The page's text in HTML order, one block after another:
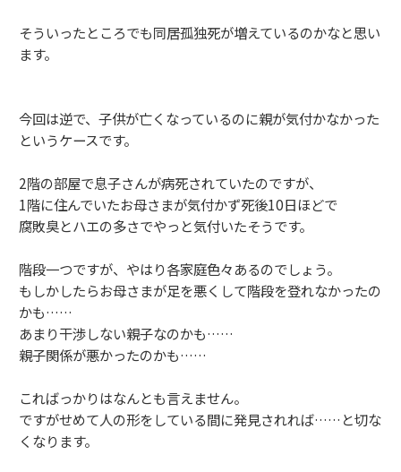
そういったところでも同居孤独死が増えているのかなと思い
ます。
今回は逆で、子供が亡くなっているのに親が気付かなかった
というケースです。
2階の部屋で息子さんが病死されていたのですが、
1階に住んでいたお母さまが気付かず死後10日ほどで
腐敗臭とハエの多さでやっと気付いたそうです。
階段一つですが、やはり各家庭色々あるのでしょう。
もしかしたらお母さまが足を悪くして階段を登れなかったの
かも……
あまり干渉しない親子なのかも……
親子関係が悪かったのかも……
こればっかりはなんとも言えません。
ですがせめて人の形をしている間に発見されれば……と切な
くなります。